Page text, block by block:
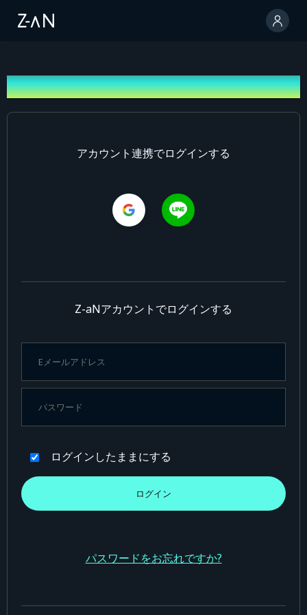
ログイン
アカウント連携でログインする
Z-aNアカウントでログインする
ログインしたままにする
パスワードをお忘れですか?